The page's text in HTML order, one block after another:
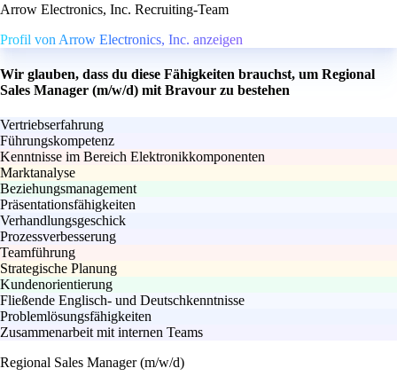
Arrow Electronics, Inc. Recruiting-Team
Profil von Arrow Electronics, Inc. anzeigen
Wir glauben, dass du diese Fähigkeiten brauchst, um Regional
Sales Manager (m/w/d) mit Bravour zu bestehen
Vertriebserfahrung
Führungskompetenz
Kenntnisse im Bereich Elektronikkomponenten
Marktanalyse
Beziehungsmanagement
Präsentationsfähigkeiten
Verhandlungsgeschick
Prozessverbesserung
Teamführung
Strategische Planung
Kundenorientierung
Fließende Englisch- und Deutschkenntnisse
Problemlösungsfähigkeiten
Zusammenarbeit mit internen Teams
Regional Sales Manager (m/w/d)